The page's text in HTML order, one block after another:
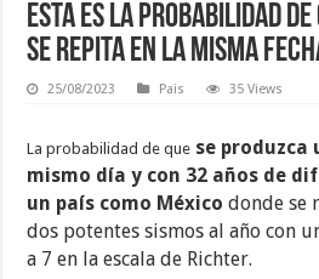
Esta es la probabilidad
se repita en la misma
25/08/2023 Pais 35 Views
La probabilidad de que se produzca
mismo día y con 32 años de
un país como México donde se
dos potentes sismos al año con
a 7 en la escala de Richter.